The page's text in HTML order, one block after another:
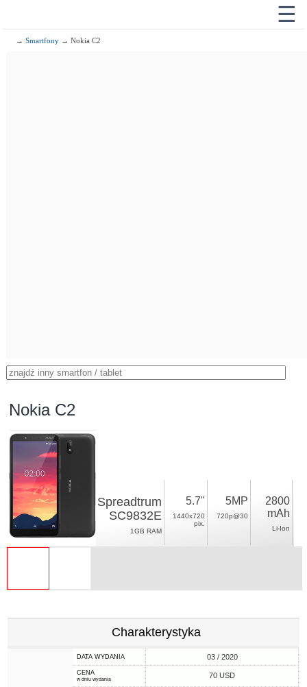
☰
→Smartfony → Nokia C2
Nokia C2
Spreadtrum
SC9832E
1GB RAM
5.7"
1440x720
pix.
5MP
720p@30
2800
mAh
Li-Ion
Charakterystyka
DATA WYDANIA 03 / 2020
CENA
w dniu wydania 70 USD